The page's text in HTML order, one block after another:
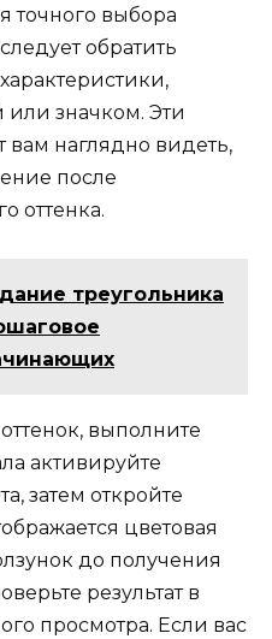
точного выбора
обратить
или значком. Эти
вам наглядно видеть,
после
оттенка.
треугольника
выполните
активируйте
затем откройте
цветовая
до получения
результат в
просмотра. Если вас